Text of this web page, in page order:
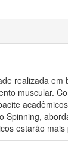
realizada
muscular.
estarão